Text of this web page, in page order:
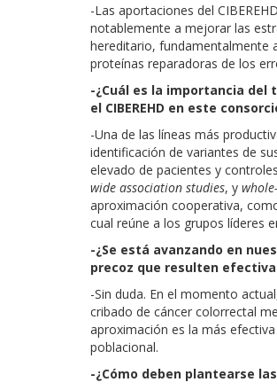
-Las aportaciones del
notablemente a mejorar las
hereditario, fundamentalmente
proteínas reparadoras de los
-¿Cuál es la importancia del
el CIBEREHD en este
-Una de las líneas más
identificación de variantes de
elevado de pacientes y
wide association studies, y
aproximación cooperativa,
cual reúne a los grupos líderes
-¿Se está avanzando en
precoz que resulten
-Sin duda. En el momento
cribado de cáncer colorrectal
aproximación es la más
poblacional.
-¿Cómo deben plantearse